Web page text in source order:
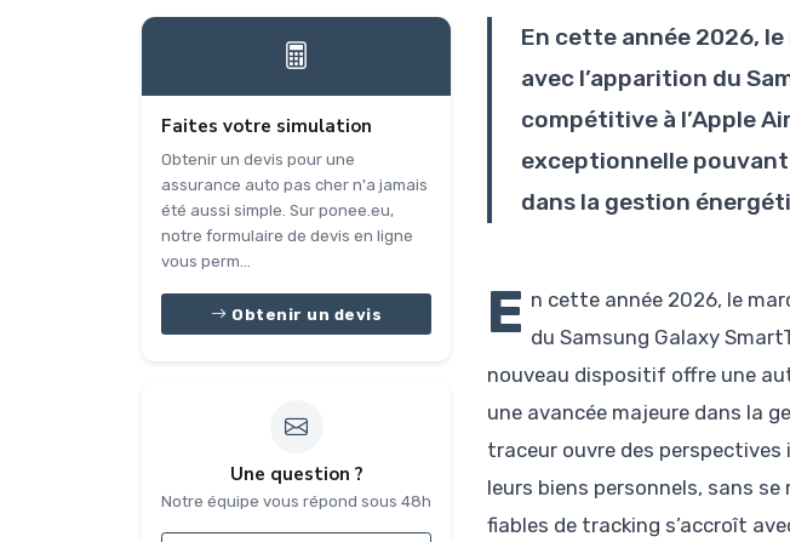
Faites votre simulation
Obtenir un devis pour une
assurance auto pas cher n'a jamais
été aussi simple. Sur ponee.eu,
notre formulaire de devis en ligne
vous perm...
Obtenir un devis
Une question ?
Notre équipe vous répond sous 48h
En cette année 2026,
avec l’apparition du
compétitive à l’Apple
exceptionnelle
dans la gestion
E n cette année 2026, le
du Samsung Galaxy
nouveau dispositif offre une
une avancée majeure dans la
traceur ouvre des
leurs biens personnels, sans
fiables de tracking s’accroît